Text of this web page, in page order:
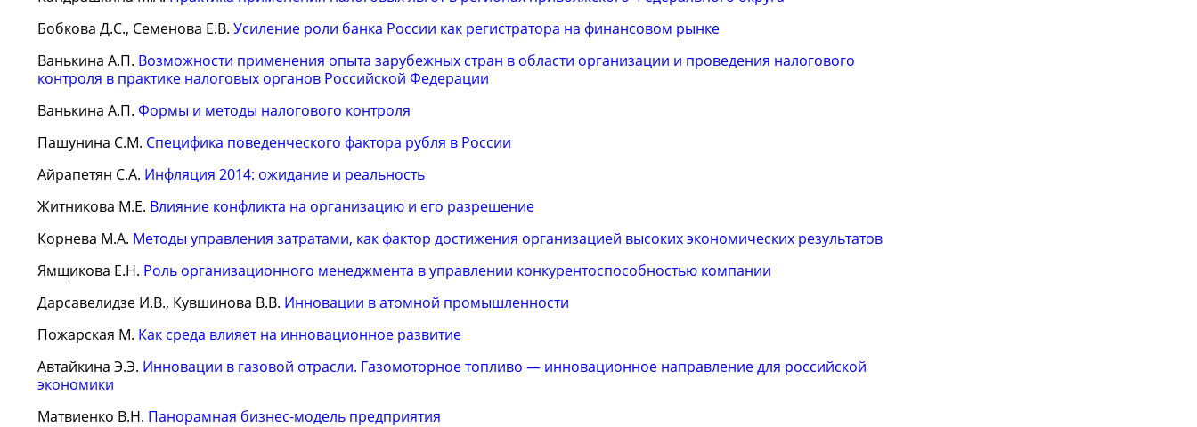
Бобкова Д.С., Семенова Е.В. Усиление роли банка России как регистратора на финансовом рынке
Ванькина А.П. Возможности применения опыта зарубежных стран в области организации и проведения налогового
контроля в практике налоговых органов Российской Федерации
Ванькина А.П. Формы и методы налогового контроля
Пашунина С.М. Специфика поведенческого фактора рубля в России
Айрапетян С.А. Инфляция 2014: ожидание и реальность
Житникова М.Е. Влияние конфликта на организацию и его разрешение
Корнева М.А. Методы управления затратами, как фактор достижения организацией высоких экономических результатов
Ямщикова Е.Н. Роль организационного менеджмента в управлении конкурентоспособностью компании
Дарсавелидзе И.В., Кувшинова В.В. Инновации в атомной промышленности
Пожарская М. Как среда влияет на инновационное развитие
Автайкина Э.Э. Инновации в газовой отрасли. Газомоторное топливо — инновационное направление для российской
экономики
Матвиенко В.Н. Панорамная бизнес-модель предприятия